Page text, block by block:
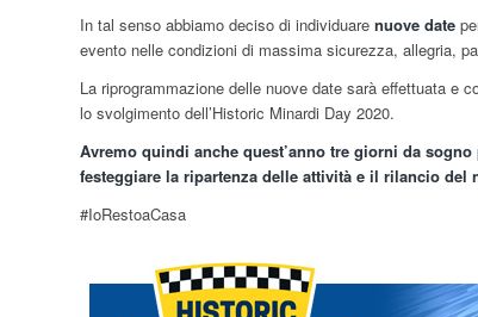
In tal senso abbiamo deciso di individuare nuove date
evento nelle condizioni di massima sicurezza, allegria,
La riprogrammazione delle nuove date sarà effettuata e
lo svolgimento dell’Historic Minardi Day 2020.
Avremo quindi anche quest’anno tre giorni da
festeggiare la ripartenza delle attività e il rilancio del
#IoRestoaCasa